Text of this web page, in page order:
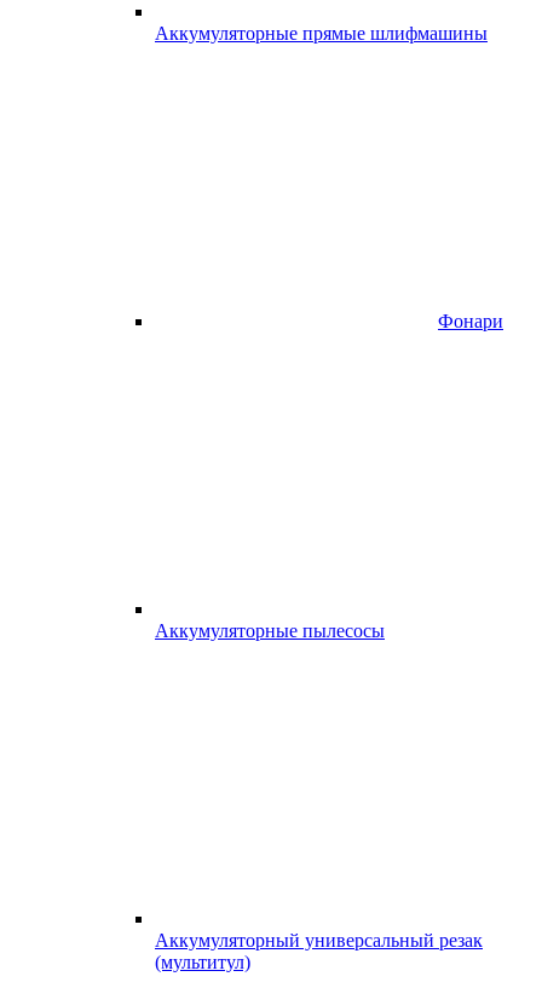
Аккумуляторные прямые шлифмашины
Фонари
Аккумуляторные пылесосы
Аккумуляторный универсальный резак
(мультитул)